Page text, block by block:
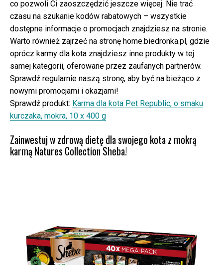
co pozwoli Ci zaoszczędzić jeszcze więcej. Nie trać
czasu na szukanie kodów rabatowych – wszystkie
dostępne informacje o promocjach znajdziesz na stronie.
Warto również zajrzeć na stronę home.biedronka.pl, gdzie
oprócz karmy dla kota znajdziesz inne produkty w tej
samej kategorii, oferowane przez zaufanych partnerów.
Sprawdź regularnie naszą stronę, aby być na bieżąco z
nowymi promocjami i okazjami!
Sprawdź produkt: Karma dla kota Pet Republic, o smaku
kurczaka, mokra, 10 x 400 g
Zainwestuj w zdrową dietę dla swojego kota z mokrą
karmą Natures Collection Sheba!